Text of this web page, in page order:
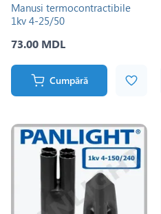
Manusi termocontractibile
1kv 4-25/50
73.00 MDL
Cumpără